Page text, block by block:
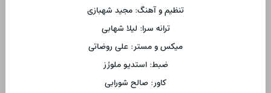
تنظیم و آهنگ: مجید شهبازی
ترانه سرا: لیلا شهابی
میکس و مستر: علی روضاتی
ضبط: استدیو ملورُز
کاور: صالح شورابی